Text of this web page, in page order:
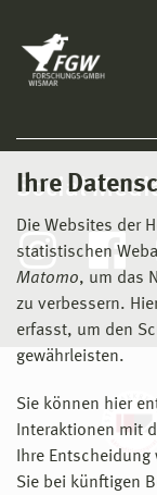
Ihre
Die Websites der
statistischen
Matomo, um das
zu verbessern.
erfasst, um den
gewährleisten.
Sie können hier
Interaktionen mit
Ihre
Sie bei künftigen
Social